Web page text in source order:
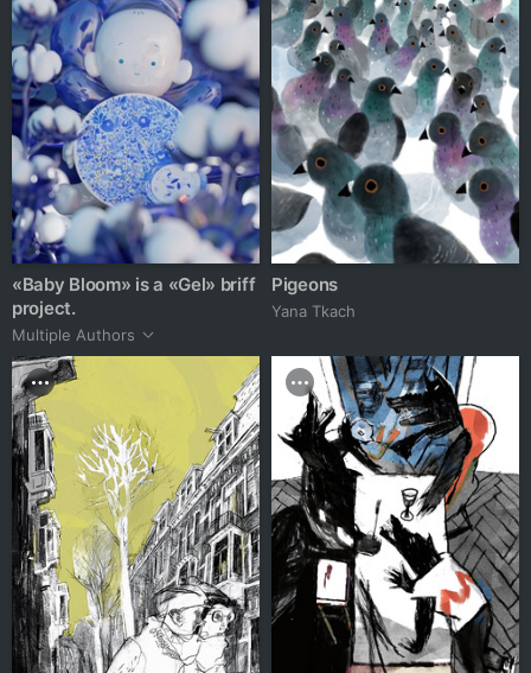
«Baby Bloom» is a «Gel» briff
project.
Multiple Authors
Pigeons
Yana Tkach